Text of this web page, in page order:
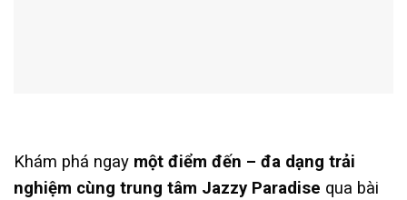
Khám phá ngay một điểm đến – đa dạng trải
nghiệm cùng trung tâm Jazzy Paradise qua bài